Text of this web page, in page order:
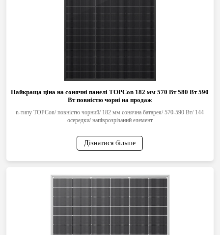
Найкраща ціна на сонячні панелі TOPCon 182 мм 570 Вт 580 Вт 590
Вт повністю чорні на продаж
n-типу TOPCon/ повністю чорний/ 182 мм сонячна батарея/ 570-590 Вт/ 144
осередки/ напіврозрізаний елемент
Дізнатися більше